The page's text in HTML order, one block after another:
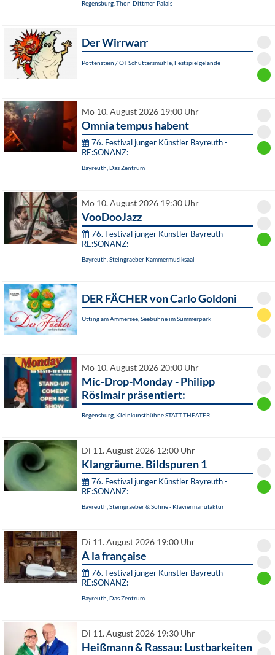
Regensburg, Thon-Dittmer-Palais
Der Wirrwarr
Pottenstein / OT Schüttersmühle, Festspielgelände
Mo 10. August 2026 19:00 Uhr
Omnia tempus habent
76. Festival junger Künstler Bayreuth -
RE:SONANZ:
Bayreuth, Das Zentrum
Mo 10. August 2026 19:30 Uhr
VooDooJazz
76. Festival junger Künstler Bayreuth -
RE:SONANZ:
Bayreuth, Steingraeber Kammermusiksaal
DER FÄCHER von Carlo Goldoni
Utting am Ammersee, Seebühne im Summerpark
Mo 10. August 2026 20:00 Uhr
Mic-Drop-Monday - Philipp
Röslmair präsentiert:
Regensburg, Kleinkunstbühne STATT-THEATER
Di 11. August 2026 12:00 Uhr
Klangräume. Bildspuren 1
76. Festival junger Künstler Bayreuth -
RE:SONANZ:
Bayreuth, Steingraeber & Söhne - Klaviermanufaktur
Di 11. August 2026 19:00 Uhr
À la française
76. Festival junger Künstler Bayreuth -
RE:SONANZ:
Bayreuth, Das Zentrum
Di 11. August 2026 19:30 Uhr
Heißmann & Rassau: Lustbarkeiten